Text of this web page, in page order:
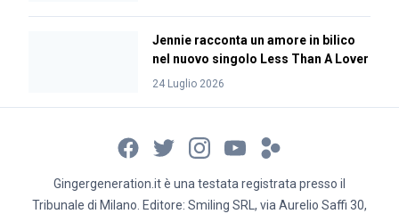
Jennie racconta un amore in bilico
nel nuovo singolo Less Than A Lover
24 Luglio 2026
Gingergeneration.it è una testata registrata presso il
Tribunale di Milano. Editore: Smiling SRL, via Aurelio Saffi 30,